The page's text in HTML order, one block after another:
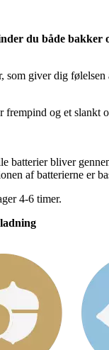
du både bakker
som giver dig
og et slankt
bliver
af batterierne er
4-6 timer.